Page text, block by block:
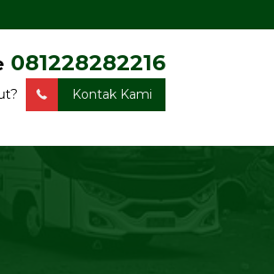
081228282216
Kontak Kami